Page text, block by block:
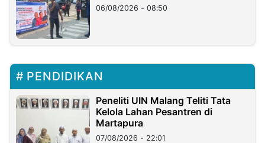
06/08/2026 - 08:50
PENDIDIKAN
Peneliti UIN Malang Teliti Tata
Kelola Lahan Pesantren di
Martapura
07/08/2026 - 22:01